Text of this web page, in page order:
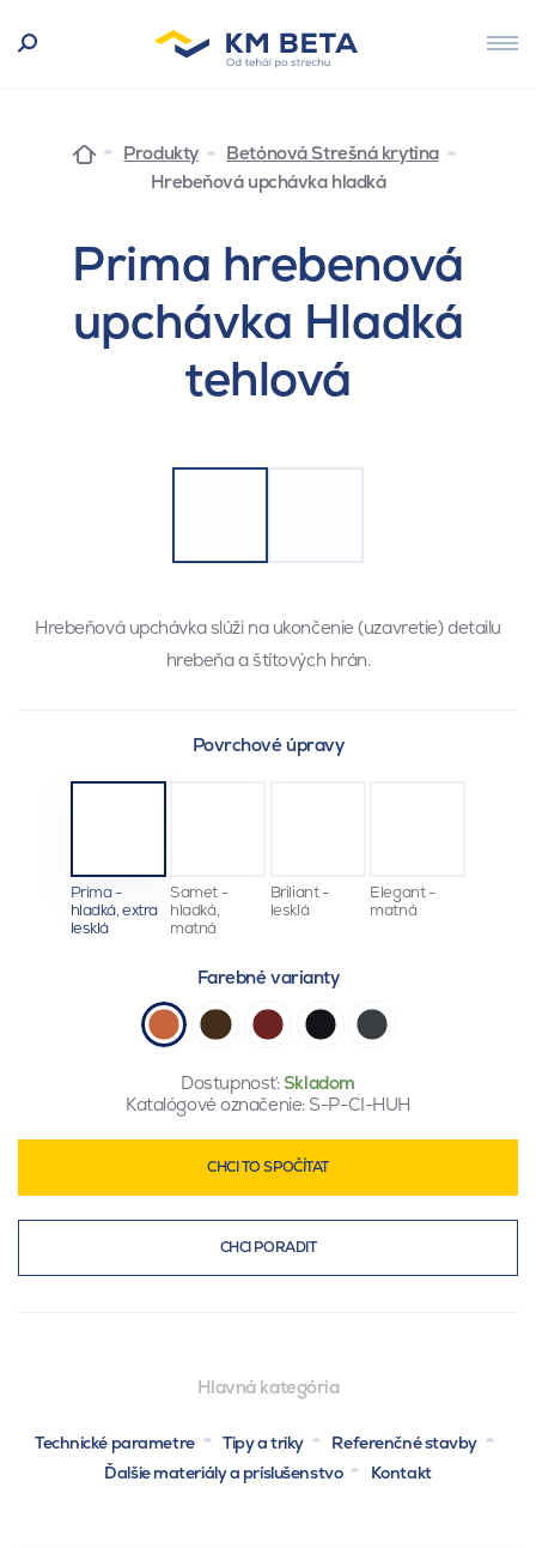
Produkty
Betónová Strešná krytina
Hrebeňová upchávka hladká
Prima hrebenová
upchávka Hladká
tehlová
Hrebeňová upchávka slúži na ukončenie (uzavretie) detailu
hrebeňa a štítových hrán.
Povrchové úpravy
Prima -
hladká, extra
lesklá
Samet -
hladká,
matná
Briliant -
lesklá
Elegant -
matná
Farebné varianty
Dostupnosť:Skladom
Katalógové označenie: S-P-CI-HUH
CHCI TO SPOČÍTAT
CHCI PORADIT
Hlavná kategória
Technické parametre Tipy a triky
Referenčné stavby
Ďalšie materiály a príslušenstvo
Kontakt